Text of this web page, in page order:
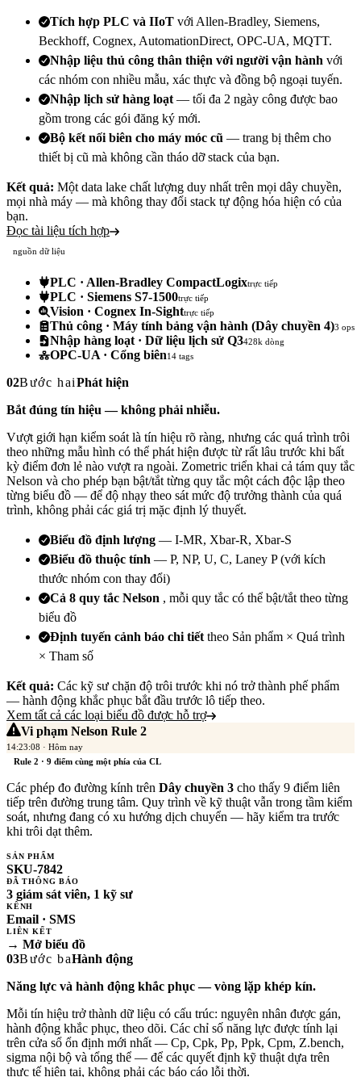
Tích hợp PLC và IIoT với Allen-Bradley, Siemens,
Beckhoff, Cognex, AutomationDirect, OPC-UA, MQTT.
Nhập liệu thủ công thân thiện với người vận hành với
các nhóm con nhiều mẫu, xác thực và đồng bộ ngoại tuyến.
Nhập lịch sử hàng loạt — tối đa 2 ngày công được bao
gồm trong các gói đăng ký mới.
Bộ kết nối biên cho máy móc cũ — trang bị thêm cho
thiết bị cũ mà không cần tháo dỡ stack của bạn.
Kết quả: Một data lake chất lượng duy nhất trên mọi dây chuyền,
mọi nhà máy — mà không thay đổi stack tự động hóa hiện có của
bạn.
Đọc tài liệu tích hợp
nguồn dữ liệu
PLC · Allen-Bradley CompactLogixtrực tiếp
PLC · Siemens S7-1500trực tiếp
Vision · Cognex In-Sighttrực tiếp
Thủ công · Máy tính bảng vận hành (Dây chuyền 4)3 ops
Nhập hàng loạt · Dữ liệu lịch sử Q3428k dòng
OPC-UA · Cổng biên14 tags
02Bước haiPhát hiện
Bắt đúng tín hiệu — không phải nhiễu.
Vượt giới hạn kiểm soát là tín hiệu rõ ràng, nhưng các quá trình trôi
theo những mẫu hình có thể phát hiện được từ rất lâu trước khi bất
kỳ điểm đơn lẻ nào vượt ra ngoài. Zometric triển khai cả tám quy tắc
Nelson và cho phép bạn bật/tắt từng quy tắc một cách độc lập theo
từng biểu đồ — để độ nhạy theo sát mức độ trưởng thành của quá
trình, không phải các giá trị mặc định lý thuyết.
Biểu đồ định lượng — I-MR, Xbar-R, Xbar-S
Biểu đồ thuộc tính — P, NP, U, C, Laney P (với kích
thước nhóm con thay đổi)
Cả 8 quy tắc Nelson , mỗi quy tắc có thể bật/tắt theo từng
biểu đồ
Định tuyến cảnh báo chi tiết theo Sản phẩm × Quá trình
× Tham số
Kết quả: Các kỹ sư chặn độ trôi trước khi nó trở thành phế phẩm
— hành động khắc phục bắt đầu trước lô tiếp theo.
Xem tất cả các loại biểu đồ được hỗ trợ
Vi phạm Nelson Rule 2
14:23:08 · Hôm nay
Rule 2 · 9 điểm cùng một phía của CL
Các phép đo đường kính trên Dây chuyền 3 cho thấy 9 điểm liên
tiếp trên đường trung tâm. Quy trình về kỹ thuật vẫn trong tầm kiểm
soát, nhưng đang có xu hướng dịch chuyển — hãy kiểm tra trước
khi trôi dạt thêm.
SẢN PHẨM
SKU-7842
ĐÃ THÔNG BÁO
3 giám sát viên, 1 kỹ sư
KÊNH
Email · SMS
LIÊN KẾT
→ Mở biểu đồ
03Bước baHành động
Năng lực và hành động khắc phục — vòng lặp khép kín.
Mỗi tín hiệu trở thành dữ liệu có cấu trúc: nguyên nhân được gán,
hành động khắc phục, theo dõi. Các chỉ số năng lực được tính lại
trên cửa sổ ổn định mới nhất — Cp, Cpk, Pp, Ppk, Cpm, Z.bench,
sigma nội bộ và tổng thể — để các quyết định kỹ thuật dựa trên
thực tế hiện tại, không phải các báo cáo lỗi thời.